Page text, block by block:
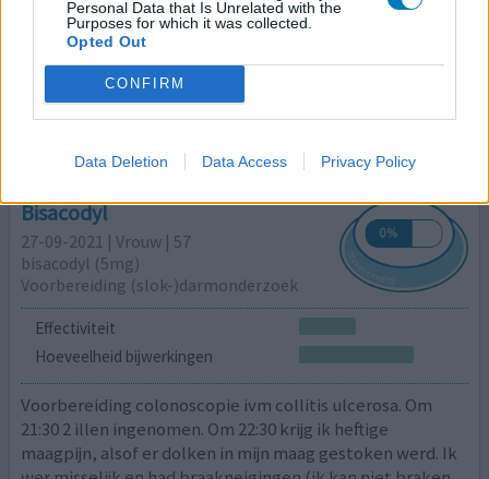
Personal Data that Is Unrelated with the
Purposes for which it was collected.
Opted Out
CONFIRM
Data Deletion Data Access Privacy Policy
Dit heeft zich ongeveer om het uur herhaald (in totaal 5
keer). Nu nog beginnen met laxeren vandaag om 18.00 uur
met Eziclen (al twee keer eerder gebruikt). Bisacodyl is
voor mij een prima middel.
0 reacties
Bisacodyl
27-09-2021 | Vrouw | 57
bisacodyl (5mg)
Voorbereiding (slok-)darmonderzoek
Effectiviteit
Hoeveelheid bijwerkingen
Voorbereiding colonoscopie ivm collitis ulcerosa. Om
21:30 2 illen ingenomen. Om 22:30 krijg ik heftige
maagpijn, alsof er dolken in mijn maag gestoken werd. Ik